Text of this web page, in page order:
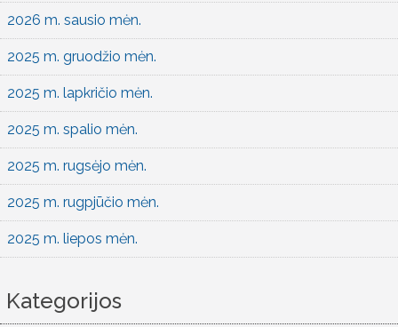
2026 m. sausio mėn.
2025 m. gruodžio mėn.
2025 m. lapkričio mėn.
2025 m. spalio mėn.
2025 m. rugsėjo mėn.
2025 m. rugpjūčio mėn.
2025 m. liepos mėn.
Kategorijos